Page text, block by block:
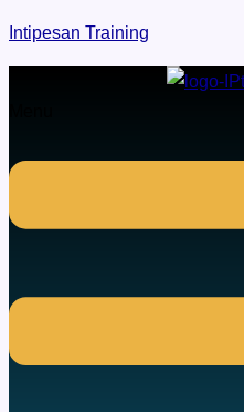
Intipesan Training